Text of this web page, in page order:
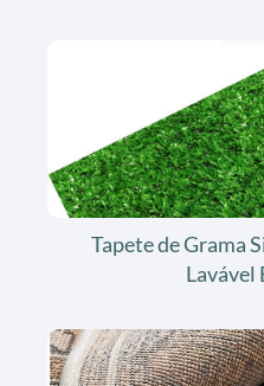
Tapete de Grama
Lavável